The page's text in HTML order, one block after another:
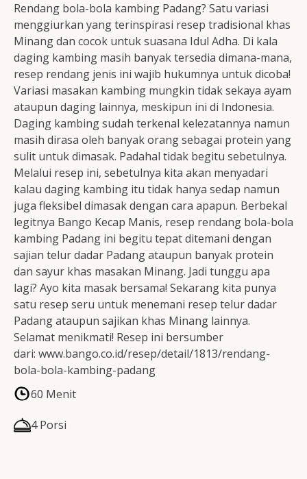
Resep Tempe/Tahu
Resep Sayuran
Semua Resep
Rendang bola-bola kambing Padang? Satu variasi
menggiurkan yang terinspirasi resep tradisional khas
Minang dan cocok untuk suasana Idul Adha. Di kala
daging kambing masih banyak tersedia dimana-mana,
resep rendang jenis ini wajib hukumnya untuk dicoba!
Variasi masakan kambing mungkin tidak sekaya ayam
ataupun daging lainnya, meskipun ini di Indonesia.
Daging kambing sudah terkenal kelezatannya namun
masih dirasa oleh banyak orang sebagai protein yang
sulit untuk dimasak. Padahal tidak begitu sebetulnya.
Melalui resep ini, sebetulnya kita akan menyadari
kalau daging kambing itu tidak hanya sedap namun
juga fleksibel dimasak dengan cara apapun. Berbekal
legitnya Bango Kecap Manis, resep rendang bola-bola
kambing Padang ini begitu tepat ditemani dengan
sajian telur dadar Padang ataupun banyak protein
dan sayur khas masakan Minang. Jadi tunggu apa
lagi? Ayo kita masak bersama! Sekarang kita punya
satu resep seru untuk menemani resep telur dadar
Padang ataupun sajikan khas Minang lainnya.
Selamat menikmati! Resep ini bersumber
dari: www.bango.co.id/resep/detail/1813/rendang-
bola-bola-kambing-padang
60 Menit
4 Porsi